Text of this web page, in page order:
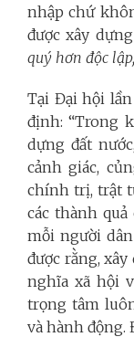
nhập chứ
được xây
quý hơn độc
Tại Đại hội lần
định: “Trong
dựng đất
cảnh giác,
chính trị, trật
các thành quả
mỗi người
được rằng,
nghĩa xã hội
trọng tâm
và hành động.